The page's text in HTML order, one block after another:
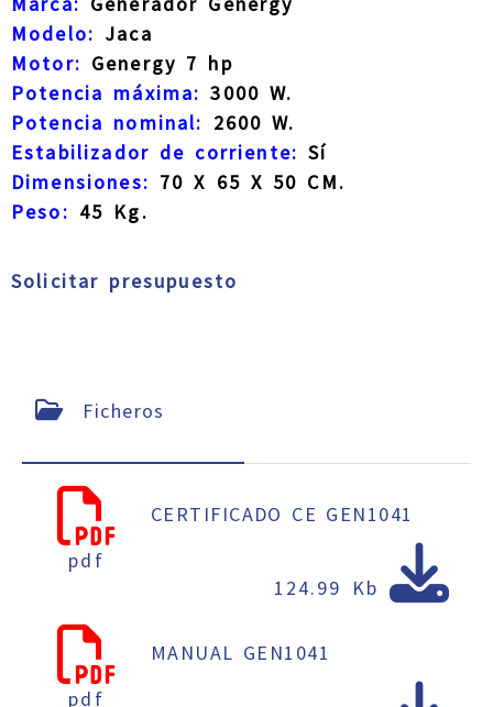
Modelo: Jaca
Motor: Genergy 7 hp
Potencia máxima: 3000 W.
Potencia nominal: 2600 W.
Estabilizador de corriente: Sí
Dimensiones: 70 X 65 X 50 CM.
Peso: 45 Kg.
Solicitar presupuesto
Ficheros
pdf
CERTIFICADO CE GEN1041
124.99 Kb
pdf
MANUAL GEN1041